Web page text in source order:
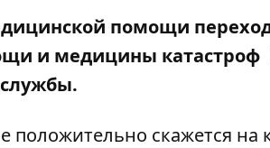
помощи
и медицины катастроф
положительно скажется на